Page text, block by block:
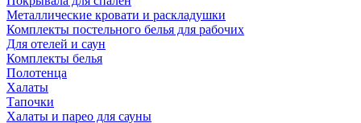
Металлические кровати и раскладушки
Комплекты постельного белья для рабочих
Для отелей и саун
Комплекты белья
Полотенца
Халаты
Тапочки
Халаты и парео для сауны